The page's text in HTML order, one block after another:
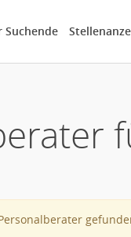
Suchende